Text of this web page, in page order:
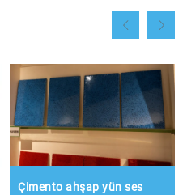
Çimento ahşap yün ses